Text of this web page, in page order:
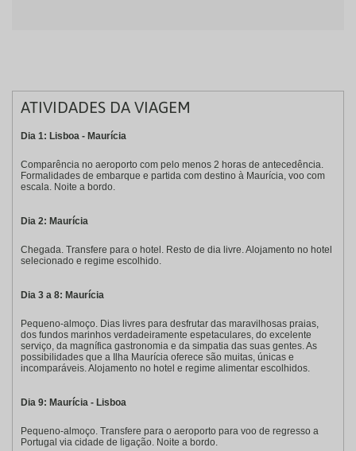
ATIVIDADES DA VIAGEM
Dia 1: Lisboa - Maurícia
Comparência no aeroporto com pelo menos 2 horas de antecedência.
Formalidades de embarque e partida com destino à Maurícia, voo com
escala. Noite a bordo.
Dia 2: Maurícia
Chegada. Transfere para o hotel. Resto de dia livre. Alojamento no hotel
selecionado e regime escolhido.
Dia 3 a 8: Maurícia
Pequeno-almoço. Dias livres para desfrutar das maravilhosas praias,
dos fundos marinhos verdadeiramente espetaculares, do excelente
serviço, da magnífica gastronomia e da simpatia das suas gentes. As
possibilidades que a Ilha Maurícia oferece são muitas, únicas e
incomparáveis. Alojamento no hotel e regime alimentar escolhidos.
Dia 9: Maurícia - Lisboa
Pequeno-almoço. Transfere para o aeroporto para voo de regresso a
Portugal via cidade de ligação. Noite a bordo.